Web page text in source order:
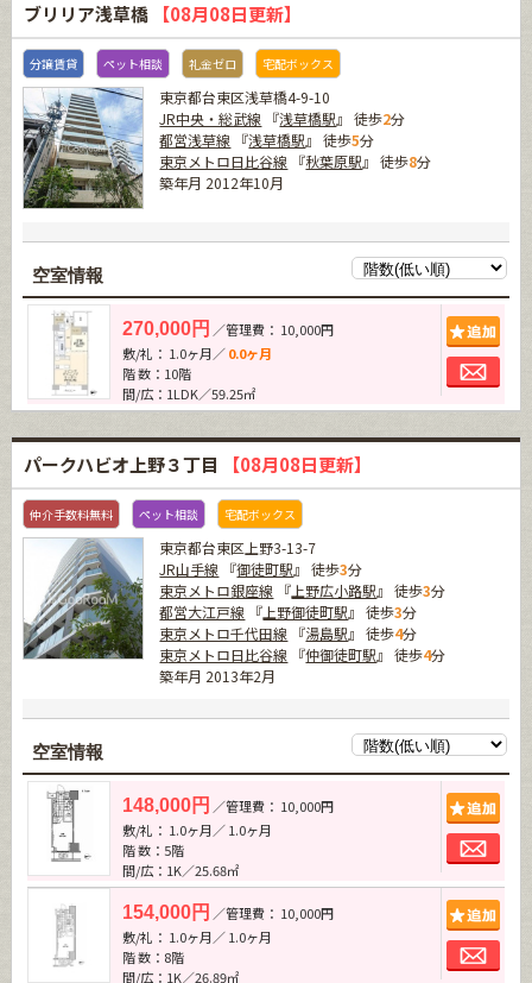
ブリリア浅草橋 【08月08日更新】
分譲賃貸 ペット相談 礼金ゼロ 宅配ボックス
東京都台東区浅草橋4-9-10
JR中央・総武線 『浅草橋駅』 徒歩2分
都営浅草線 『浅草橋駅』 徒歩5分
東京メトロ日比谷線 『秋葉原駅』 徒歩8分
築年月 2012年10月
空室情報
270,000円 ／管理費： 10,000円
敷/礼： 1.0ヶ月／0.0ヶ月
階 数：10階
間/広：1LDK／59.25㎡
パークハビオ上野３丁目 【08月08日更新】
仲介手数料無料 ペット相談 宅配ボックス
東京都台東区上野3-13-7
JR山手線 『御徒町駅』 徒歩3分
東京メトロ銀座線 『 上野広小路駅』 徒歩3分
都営大江戸線 『 上野御徒町駅』 徒歩3分
東京メトロ千代田線 『湯島駅』 徒歩4分
東京メトロ日比谷線 『仲御徒町駅』 徒歩4分
築年月 2013年2月
空室情報
148,000円 ／管理費： 10,000円
敷/礼： 1.0ヶ月／ 1.0ヶ月
階 数：5階
間/広：1K／25.68㎡
154,000円 ／管理費： 10,000円
敷/礼： 1.0ヶ月／ 1.0ヶ月
階 数：8階
間/広：1K／26.89㎡